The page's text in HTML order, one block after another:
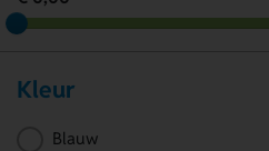
Kleur
Blauw